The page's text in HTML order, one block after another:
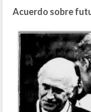
Acuerdo sobre